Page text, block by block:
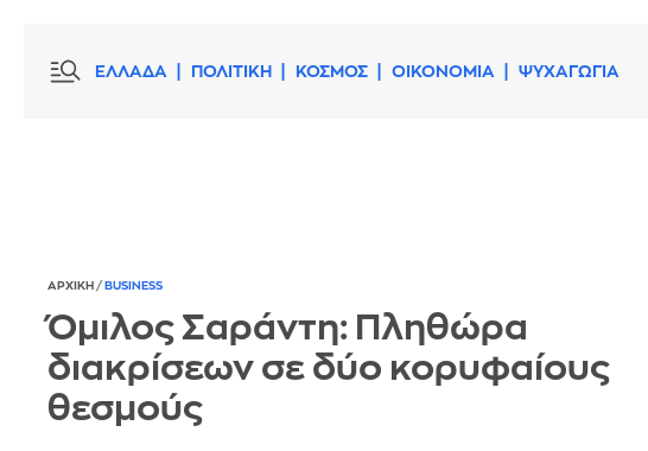
ΕΛΛΑΔΑ ΠΟΛΙΤΙΚΗ ΚΟΣΜΟΣ ΟΙΚΟΝΟΜΙΑ ΨΥΧΑΓΩΓΙΑ
ΑΡΧΙΚΗ / BUSINESS
Όμιλος Σαράντη: Πληθώρα
διακρίσεων σε δύο κορυφαίους
θεσμούς